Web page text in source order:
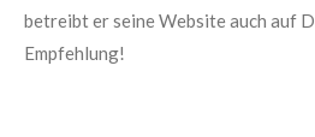
betreibt er seine Website auch auf
Empfehlung!